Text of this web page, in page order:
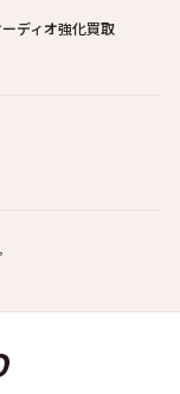
ディオ強化買取